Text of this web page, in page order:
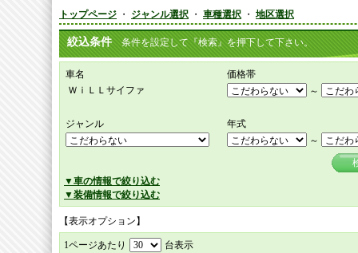
トップページ ・ ジャンル選択 ・ 車種選択 ・ 地区選択
絞込条件 条件を設定して『検索』を押下して下さい。
車名
価格帯
ＷｉＬＬサイファ
～
ジャンル
年式
～
▼車の情報で絞り込む
▼装備情報で絞り込む
【表示オプション】
1ページあたり 台表示